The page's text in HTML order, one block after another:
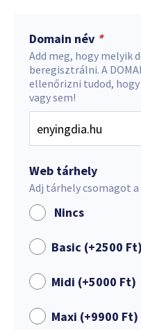
Domain név *
Add meg, hogy melyik
beregisztrálni. A
ellenőrizni tudod,
vagy sem!
Web tárhely
Adj tárhely csomagot
Nincs
Basic (+2500 Ft)
Midi (+5000 Ft)
Maxi (+9900 Ft)